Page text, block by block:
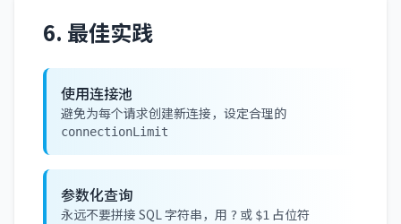
6. 最佳实践
使用连接池
避免为每个请求创建新连接，设定合理的
connectionLimit
参数化查询
永远不要拼接 SQL 字符串，用 ? 或 $1 占位符